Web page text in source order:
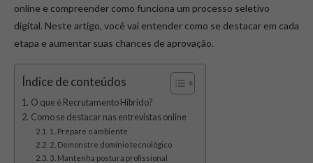
online e compreender como funciona um processo seletivo
digital. Neste artigo, você vai entender como se destacar em cada
etapa e aumentar suas chances de aprovação.
Índice de conteúdos
O que é Recrutamento Híbrido?
Como se destacar nas entrevistas online
1. Prepare o ambiente
2. Demonstre domínio tecnológico
3. Mantenha postura profissional